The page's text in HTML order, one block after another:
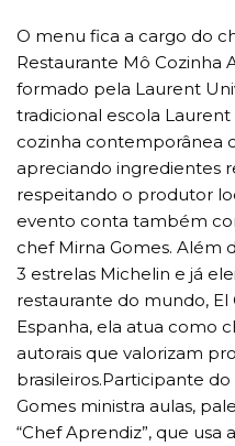
O menu fica a cargo do
Restaurante Mô Cozinha
formado pela Laurent
tradicional escola
cozinha contemporânea
apreciando ingredientes
respeitando o produtor
evento conta também
chef Mirna Gomes. Além
3 estrelas Michelin e já
restaurante do mundo, El
Espanha, ela atua como
autorais que valorizam
brasileiros.Participante
Gomes ministra aulas,
“Chef Aprendiz”, que